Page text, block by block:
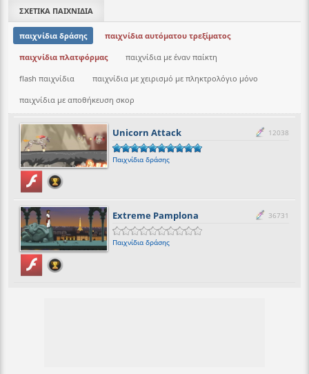
ΣΧΕΤΙΚΑ ΠΑΙΧΝΙΔΙΑ
παιχνίδια δράσης παιχνίδια αυτόματου τρεξίματος
παιχνίδια πλατφόρμας παιχνίδια με έναν παίκτη
flash παιχνίδια παιχνίδια με χειρισμό με πληκτρολόγιο μόνο
παιχνίδια με αποθήκευση σκορ
Unicorn Attack 12038
Παιχνίδια δράσης
Extreme Pamplona 36731
Παιχνίδια δράσης